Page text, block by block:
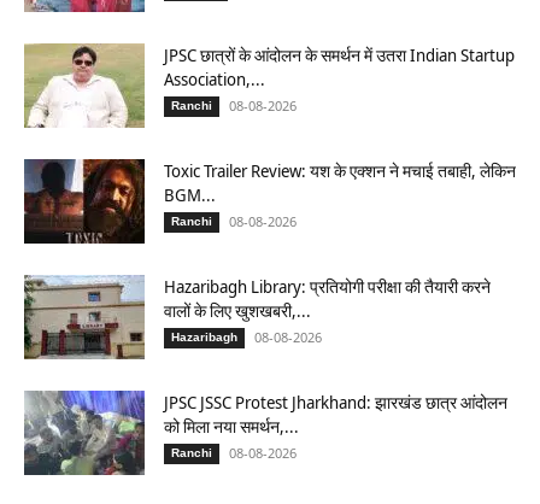
JPSC छात्रों के आंदोलन के समर्थन में उतरा Indian Startup
Association,...
Ranchi 08-08-2026
Toxic Trailer Review: यश के एक्शन ने मचाई तबाही, लेकिन
BGM...
Ranchi 08-08-2026
Hazaribagh Library: प्रतियोगी परीक्षा की तैयारी करने
वालों के लिए खुशखबरी,...
Hazaribagh 08-08-2026
JPSC JSSC Protest Jharkhand: झारखंड छात्र आंदोलन
को मिला नया समर्थन,...
Ranchi 08-08-2026